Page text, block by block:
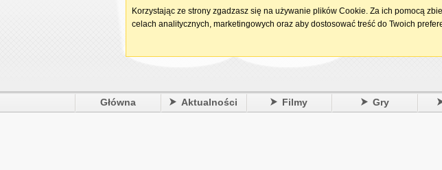
Główna Aktualności Filmy Gry
Korzystając ze strony zgadzasz się na używanie plików Cookie. Za ich pomocą
celach analitycznych, marketingowych oraz aby dostosować treść do Twoich